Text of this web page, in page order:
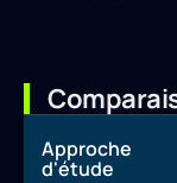
Approche
d'étude